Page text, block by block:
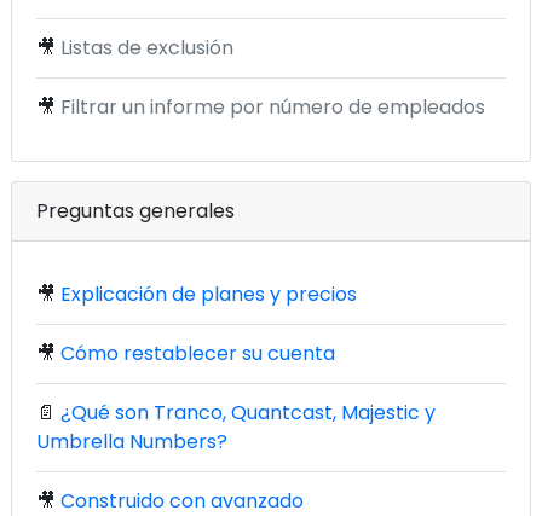
🎥 Listas de exclusión
🎥 Filtrar un informe por número de empleados
Preguntas generales
🎥 Explicación de planes y precios
🎥 Cómo restablecer su cuenta
📄 ¿Qué son Tranco, Quantcast, Majestic y
Umbrella Numbers?
🎥 Construido con avanzado